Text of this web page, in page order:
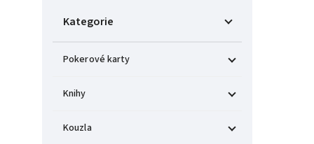
Kategorie
Pokerové karty
Knihy
Kouzla